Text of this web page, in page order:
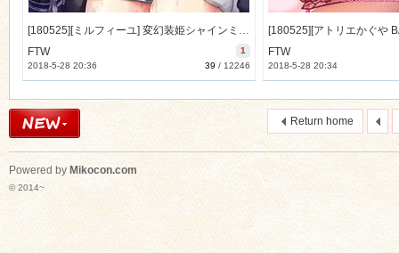
[180525][ミルフィーユ] 変幻装姫シャインミラージュ 敗北へのカウントダウン [258M Lossless/141M JPG] [1001076]
1
FTW
39 / 12246
2018-5-28 20:36
FTW
2018-5-28 20:34
Return home
Powered by Mikocon.com
© 2014~